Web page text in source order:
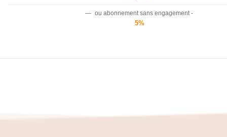
— ou abonnement sans engagement -
5%